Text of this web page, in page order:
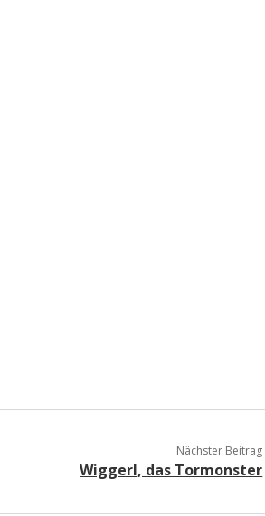
Nächster Beitrag
Wiggerl, das Tormonster